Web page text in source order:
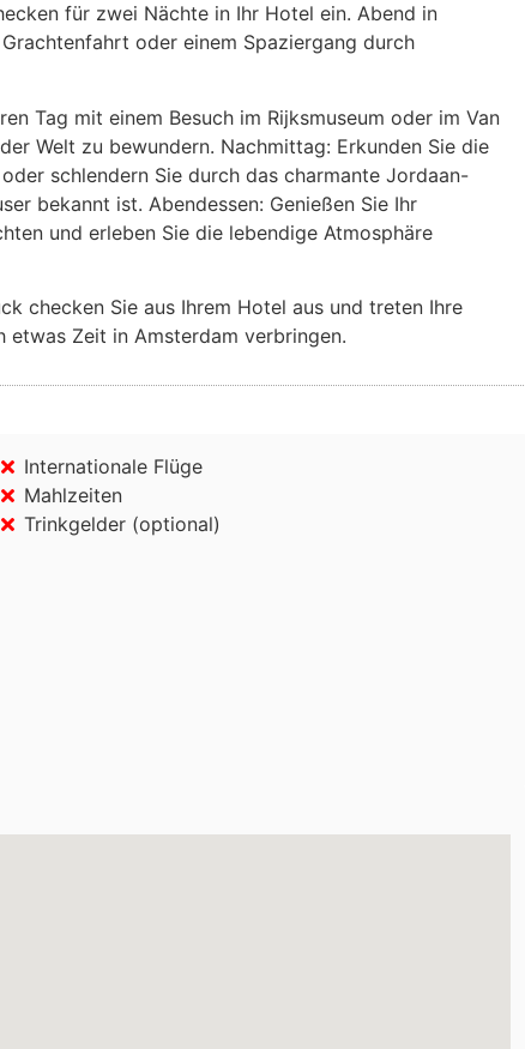
für zwei Nächte in Ihr Hotel ein. Abend in
oder einem Spaziergang durch
Tag mit einem Besuch im Rijksmuseum oder im Van
Welt zu bewundern. Nachmittag: Erkunden Sie die
schlendern Sie durch das charmante Jordaan-
bekannt ist. Abendessen: Genießen Sie Ihr
und erleben Sie die lebendige Atmosphäre
checken Sie aus Ihrem Hotel aus und treten Ihre
etwas Zeit in Amsterdam verbringen.
Internationale Flüge
Mahlzeiten
Trinkgelder (optional)